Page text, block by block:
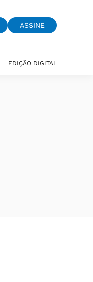
ASSINE
EDIÇÃO DIGITAL